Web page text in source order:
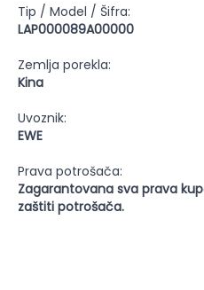
Tip / Model / Šifra:
LAP000089A00000
Zemlja porekla:
Kina
Uvoznik:
EWE
Prava potrošača:
Zagarantovana sva prava
zaštiti potrošača.